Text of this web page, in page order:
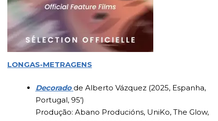
LONGAS-METRAGENS
Decorado de Alberto Vázquez (2025, Espanha,
Portugal, 95′)
Produção: Abano Producións, UniKo, The Glow,